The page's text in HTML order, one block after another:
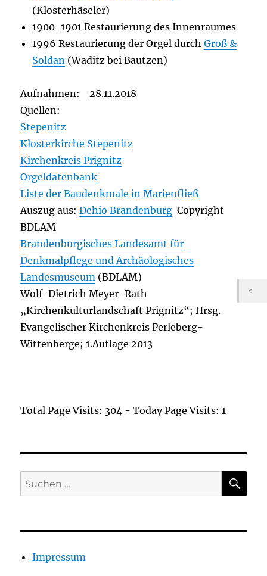
(Klosterhäseler)
1900-1901 Restaurierung des Innenraumes
1996 Restaurierung der Orgel durchGroß &
Soldan (Waditz bei Bautzen)
Aufnahmen: 28.11.2018
Quellen:
Stepenitz
Klosterkirche Stepenitz
Kirchenkreis Prignitz
Orgeldatenbank
Liste der Baudenkmale in Marienfließ
Auszug aus:Dehio Brandenburg Copyright
BDLAM
Brandenburgisches Landesamt für
Denkmalpflege und Archäologisches
Landesmuseum (BDLAM)
Wolf-Dietrich Meyer-Rath
„Kirchenkulturlandschaft Prignitz“; Hrsg.
Evangelischer Kirchenkreis Perleberg-
Wittenberge; 1.Auflage 2013
Total Page Visits: 304 - Today Page Visits: 1
Suchen
nach:
Impressum